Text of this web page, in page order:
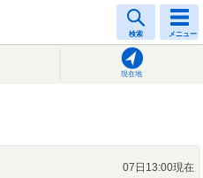
検索 メニュー
現在地
07日13:00現在